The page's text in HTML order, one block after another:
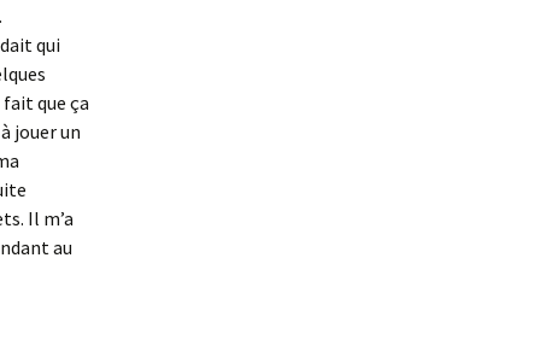
qui
que ça
jouer un
Il m’a
au